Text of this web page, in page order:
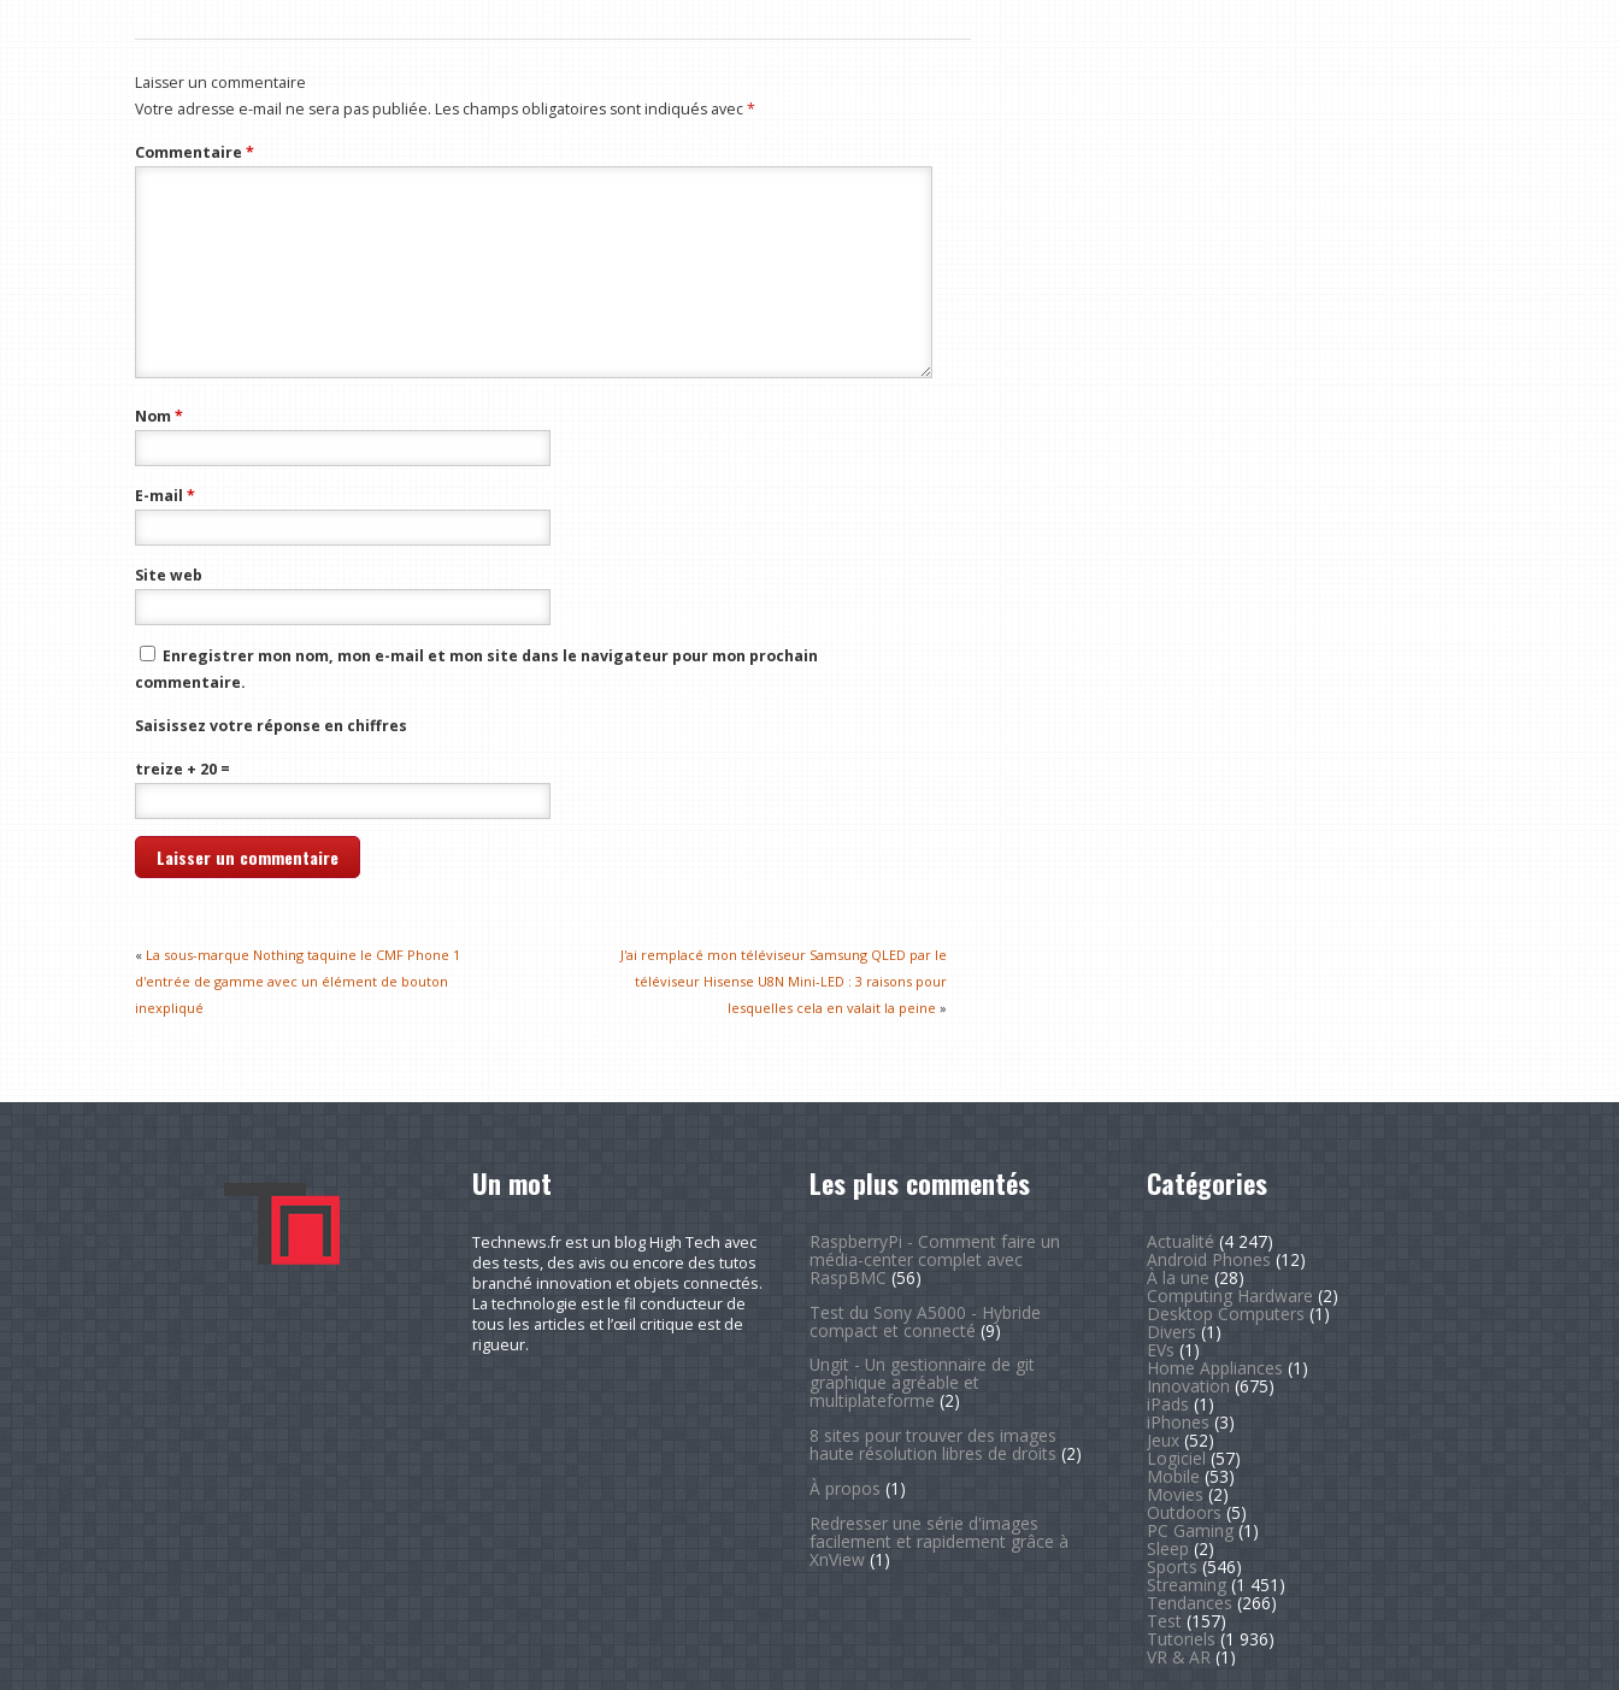
Laisser un commentaire
Votre adresse e-mail ne sera pas publiée. Les champs obligatoires sont indiqués avec*
Commentaire *
Nom*
E-mail *
Site web
Enregistrer mon nom, mon e-mail et mon site dans le navigateur pour mon prochain
commentaire.
Saisissez votre réponse en chiffres
treize + 20 =
« La sous-marque Nothing taquine le CMF Phone 1
d'entrée de gamme avec un élément de bouton
inexpliqué
J'ai remplacé mon téléviseur Samsung QLED par le
téléviseur Hisense U8N Mini-LED : 3 raisons pour
lesquelles cela en valait la peine »
Un mot
Technews.fr est un blog High Tech avec
des tests, des avis ou encore des tutos
branché innovation et objets connectés.
La technologie est le fil conducteur de
tous les articles et l’œil critique est de
rigueur.
Les plus commentés
RaspberryPi - Comment faire un
média-center complet avec
RaspBMC (56)
Test du Sony A5000 - Hybride
compact et connecté (9)
Ungit - Un gestionnaire de git
graphique agréable et
multiplateforme (2)
8 sites pour trouver des images
haute résolution libres de droits (2)
À propos (1)
Redresser une série d'images
facilement et rapidement grâce à
XnView(1)
Catégories
Actualité (4 247)
Android Phones(12)
À la une (28)
Computing Hardware (2)
Desktop Computers (1)
Divers (1)
EVs (1)
Home Appliances (1)
Innovation (675)
iPads (1)
iPhones(3)
Jeux(52)
Logiciel (57)
Mobile (53)
Movies (2)
Outdoors(5)
PC Gaming(1)
Sleep (2)
Sports(546)
Streaming(1 451)
Tendances(266)
Test (157)
Tutoriels (1 936)
VR & AR (1)